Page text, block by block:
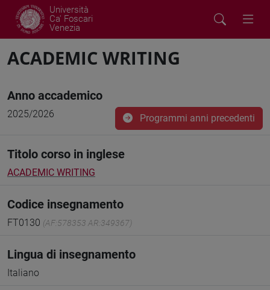
Università
Ca' Foscari
Venezia
ACADEMIC WRITING
Anno accademico
2025/2026 Programmi anni precedenti
Titolo corso in inglese
ACADEMIC WRITING
Codice insegnamento
FT0130 (AF:578353 AR:349367)
Lingua di insegnamento
Italiano